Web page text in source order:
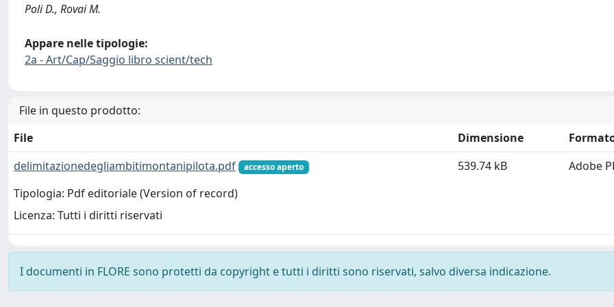
Poli D., Rovai M.
Appare nelle tipologie:
2a - Art/Cap/Saggio libro scient/tech
File in questo prodotto:
File
Dimensione
delimitazionedegliambitimontanipilota.pdf
accesso aperto
Tipologia: Pdf editoriale (Version of record)
Licenza: Tutti i diritti riservati
539.74 kB Adobe
I documenti in FLORE sono protetti da copyright e tutti i diritti sono riservati, salvo diversa indicazione.